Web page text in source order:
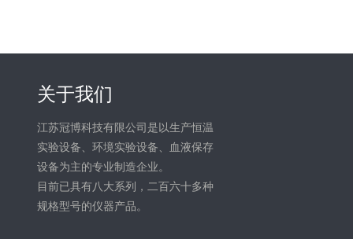
关于我们
江苏冠博科技有限公司是以生产恒温
实验设备、环境实验设备、血液保存
设备为主的专业制造企业。
目前已具有八大系列，二百六十多种
规格型号的仪器产品。